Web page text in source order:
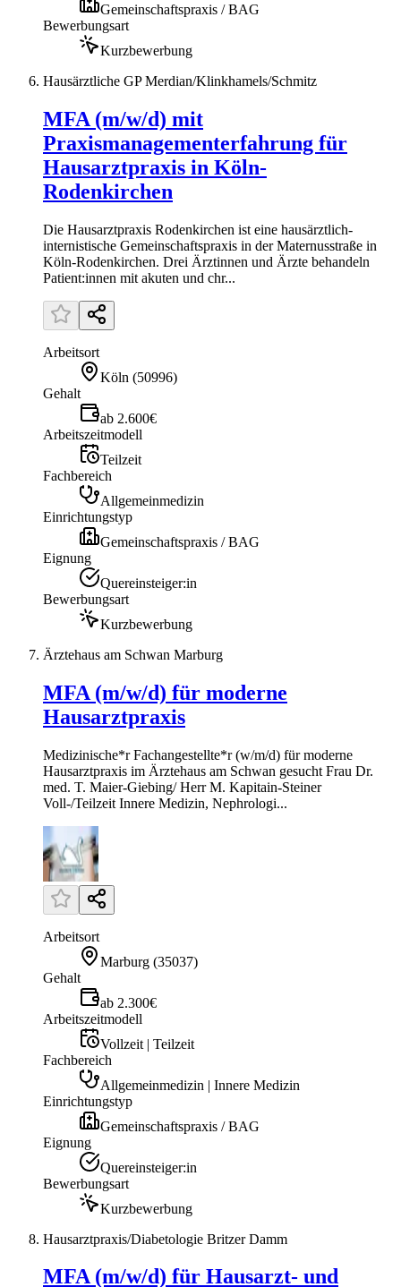
Gemeinschaftspraxis / BAG
Bewerbungsart
Kurzbewerbung
Hausärztliche GP Merdian/Klinkhamels/Schmitz
MFA (m/w/d) mit
Praxismanagementerfahrung für
Hausarztpraxis in Köln-
Rodenkirchen
Die Hausarztpraxis Rodenkirchen ist eine hausärztlich-
internistische Gemeinschaftspraxis in der Maternusstraße in
Köln-Rodenkirchen. Drei Ärztinnen und Ärzte behandeln
Patient:innen mit akuten und chr...
Arbeitsort
Köln (50996)
Gehalt
ab 2.600€
Arbeitszeitmodell
Teilzeit
Fachbereich
Allgemeinmedizin
Einrichtungstyp
Gemeinschaftspraxis / BAG
Eignung
Quereinsteiger:in
Bewerbungsart
Kurzbewerbung
Ärztehaus am Schwan Marburg
MFA (m/w/d) für moderne
Hausarztpraxis
Medizinische*r Fachangestellte*r (w/m/d) für moderne
Hausarztpraxis im Ärztehaus am Schwan gesucht Frau Dr.
med. T. Maier-Giebing/ Herr M. Kapitain-Steiner
Voll-/Teilzeit Innere Medizin, Nephrologi...
Arbeitsort
Marburg (35037)
Gehalt
ab 2.300€
Arbeitszeitmodell
Vollzeit | Teilzeit
Fachbereich
Allgemeinmedizin | Innere Medizin
Einrichtungstyp
Gemeinschaftspraxis / BAG
Eignung
Quereinsteiger:in
Bewerbungsart
Kurzbewerbung
Hausarztpraxis/Diabetologie Britzer Damm
MFA (m/w/d) für Hausarzt- und